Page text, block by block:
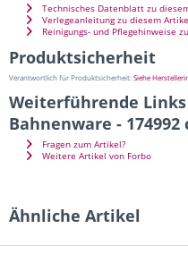
Technisches Datenblatt zu
Verlegeanleitung zu diesem
Reinigungs- und Pflegehinweise
Produktsicherheit
Verantwortlich für Produktsicherheit:Siehe
Weiterführende Links
Bahnenware -
Fragen zum Artikel?
Weitere Artikel von Forbo
Ähnliche Artikel